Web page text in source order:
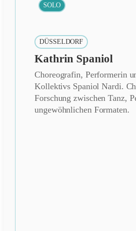
SOLO
DÜSSELDORF
Kathrin Spaniol
Choreografin, Performerin
Kollektivs Spaniol Nardi.
Forschung zwischen Tanz,
ungewöhnlichen Formaten.